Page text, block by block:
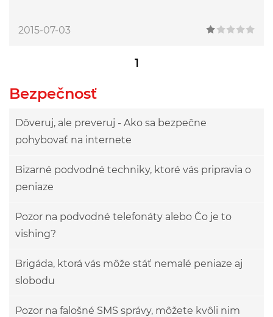
2015-07-03
1
Bezpečnosť
Dôveruj, ale preveruj - Ako sa bezpečne
pohybovať na internete
Bizarné podvodné techniky, ktoré vás pripravia o
peniaze
Pozor na podvodné telefonáty alebo Čo je to
vishing?
Brigáda, ktorá vás môže stáť nemalé peniaze aj
slobodu
Pozor na falošné SMS správy, môžete kvôli nim